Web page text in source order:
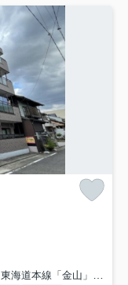
東海道本線「金山」駅 徒歩24分